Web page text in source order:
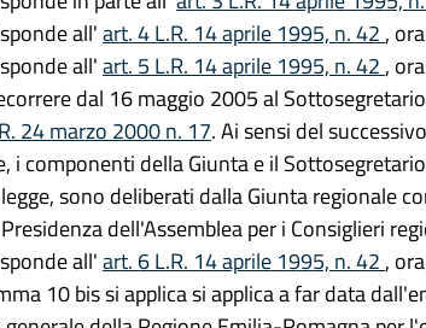
all'art. 4 L.R. 14 aprile 1995, n. 42 ,
all'art. 5 L.R. 14 aprile 1995, n. 42 ,
dal 16 maggio 2005 al
24 marzo 2000 n. 17. Ai sensi del
i componenti della Giunta e il
sono deliberati dalla Giunta regionale
dell'Assemblea per i Consiglieri
all'art. 6 L.R. 14 aprile 1995, n. 42 ,
10 bis si applica si applica a far data